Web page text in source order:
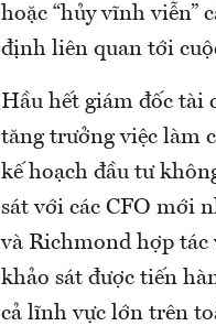
hoặc “hủy vĩnh viễn”
định liên quan tới
Hầu hết giám đốc tài
tăng trưởng việc làm
kế hoạch đầu tư
sát với các CFO mới
và Richmond hợp
khảo sát được tiến
cả lĩnh vực lớn trên